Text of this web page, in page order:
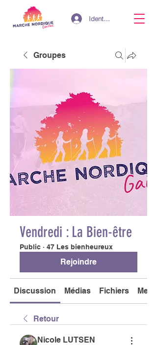
Identifiant
Groupes
Vendredi : La Bien-être
Public · 47 Les bienheureux
Rejoindre
Discussion Médias Fichiers
Retour
Nicole LUTSEN